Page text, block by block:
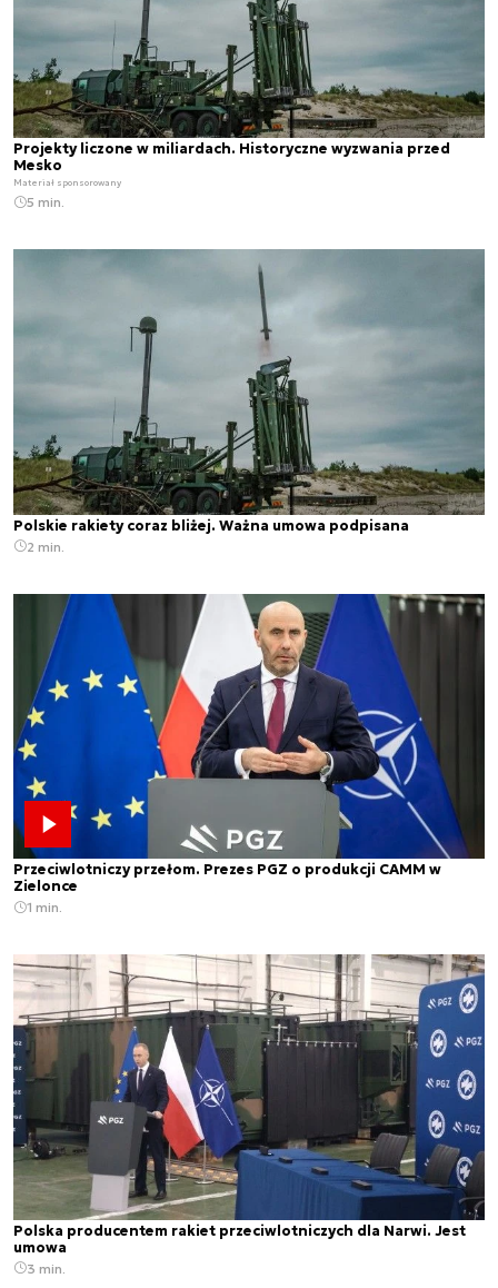
Projekty liczone w miliardach. Historyczne wyzwania przed
Mesko
Materiał sponsorowany
5 min.
Polskie rakiety coraz bliżej. Ważna umowa podpisana
2 min.
Przeciwlotniczy przełom. Prezes PGZ o produkcji CAMM w
Zielonce
1 min.
Polska producentem rakiet przeciwlotniczych dla Narwi. Jest
umowa
3 min.